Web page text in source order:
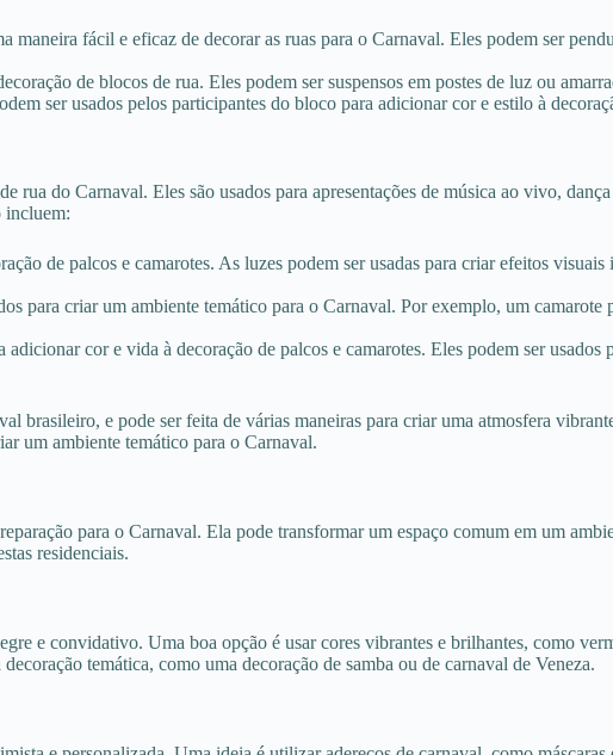
maneira fácil e eficaz de decorar as ruas para o Carnaval. Eles podem ser
de blocos de rua. Eles podem ser suspensos em postes de luz ou
ser usados pelos participantes do bloco para adicionar cor e estilo à
rua do Carnaval. Eles são usados para apresentações de música ao vivo,
incluem:
de palcos e camarotes. As luzes podem ser usadas para criar efeitos
para criar um ambiente temático para o Carnaval. Por exemplo, um
adicionar cor e vida à decoração de palcos e camarotes. Eles podem ser
brasileiro, e pode ser feita de várias maneiras para criar uma atmosfera
um ambiente temático para o Carnaval.
para o Carnaval. Ela pode transformar um espaço comum em um
residenciais.
e convidativo. Uma boa opção é usar cores vibrantes e brilhantes, como
temática, como uma decoração de samba ou de carnaval de Veneza.